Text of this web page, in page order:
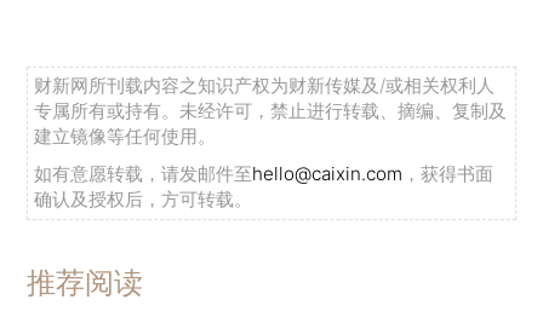
财新网所刊载内容之知识产权为财新传媒及/或相关权利人
专属所有或持有。未经许可，禁止进行转载、摘编、复制及
建立镜像等任何使用。
如有意愿转载，请发邮件至hello@caixin.com ，获得书面
确认及授权后，方可转载。
推荐阅读